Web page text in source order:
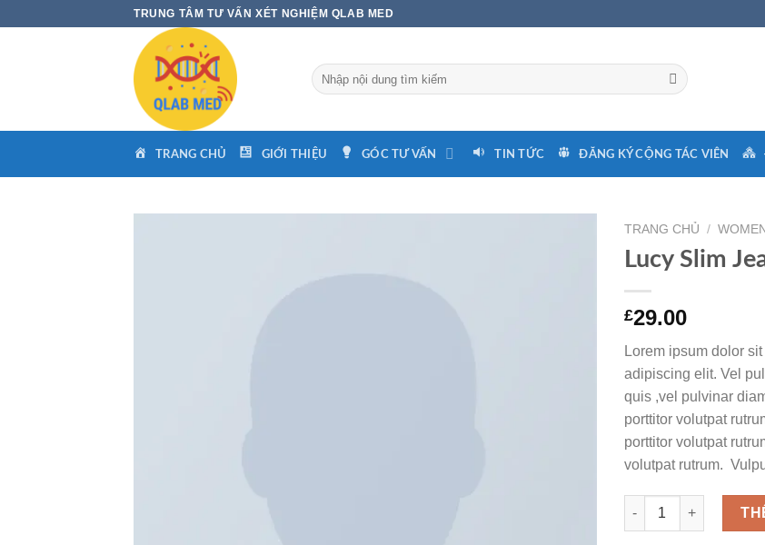
TRUNG TÂM TƯ VẤN XÉT NGHIỆM QLAB MED
Tìm
kiếm:
TRANG CHỦ GIỚI THIỆU GÓC TƯ VẤN TIN TỨC ĐĂNG KÝ CỘNG TÁC VIÊN
TRANG CHỦ / WOMEN
Lucy Slim
£29.00
Lorem ipsum dolor
adipiscing elit. Vel
quis ,vel pulvinar
porttitor volutpat
porttitor volutpat
volutpat rutrum.
Lucy Slim Jeans